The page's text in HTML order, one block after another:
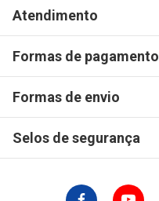
Atendimento
Formas de pagamento
Formas de envio
Selos de segurança